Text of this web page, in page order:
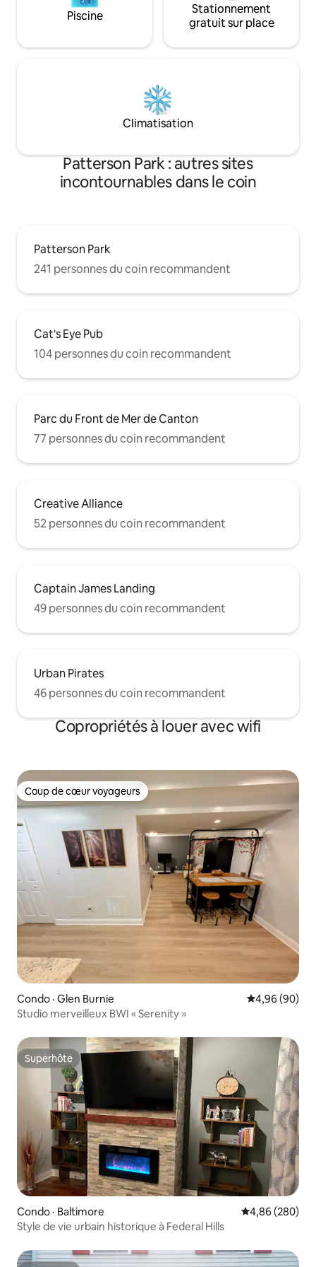
Piscine
Stationnement
gratuit sur place
Climatisation
Patterson Park : autres sites
incontournables dans le coin
Patterson Park
241 personnes du coin recommandent
Cat's Eye Pub
104 personnes du coin recommandent
Parc du Front de Mer de Canton
77 personnes du coin recommandent
Creative Alliance
52 personnes du coin recommandent
Captain James Landing
49 personnes du coin recommandent
Urban Pirates
46 personnes du coin recommandent
Copropriétés à louer avec wifi
Coup de cœur voyageurs
Coup de cœur voyageurs
Condo · Glen Burnie Note
4,96 (90)
Studio merveilleux BWI « Serenity »
Superhôte
Superhôte
Condo · Baltimore Note
4,86 (280)
Style de vie urbain historique à Federal Hills